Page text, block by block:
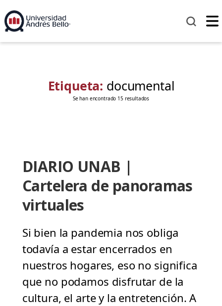
Etiqueta: documental
Se han encontrado 15 resultados
DIARIO UNAB |
Cartelera de panoramas
virtuales
Si bien la pandemia nos obliga
todavía a estar encerrados en
nuestros hogares, eso no significa
que no podamos disfrutar de la
cultura, el arte y la entretención. A